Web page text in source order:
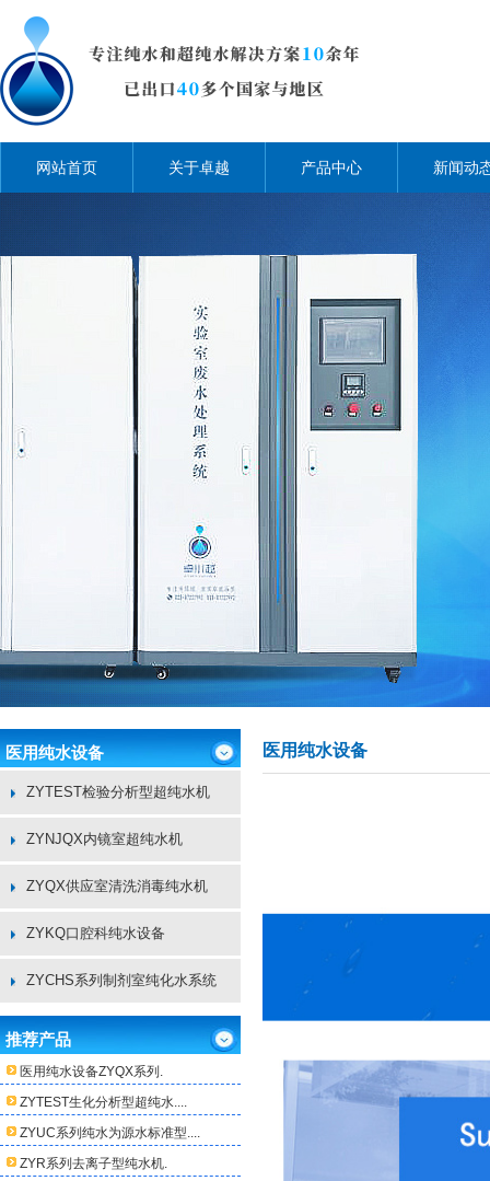
网站首页 关于卓越 产品中心 新闻动
医用纯水设备
ZYTEST检验分析型超纯水机
ZYNJQX内镜室超纯水机
ZYQX供应室清洗消毒纯水机
ZYKQ口腔科纯水设备
ZYCHS系列制剂室纯化水系统
推荐产品
医用纯水设备ZYQX系列.
ZYTEST生化分析型超纯水....
ZYUC系列纯水为源水标准型....
ZYR系列去离子型纯水机.
医用纯水设备